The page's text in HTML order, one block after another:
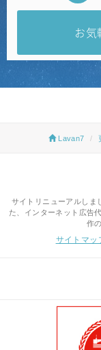
お気
Lavan7
サイトリニューアルしま
た、インターネット広告
作
サイトマッ